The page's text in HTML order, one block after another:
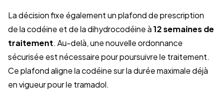
La décision fixe également un plafond de prescription
de la codéine et de la dihydrocodéine à12 semaines de
traitement. Au-delà, une nouvelle ordonnance
sécurisée est nécessaire pour poursuivre le traitement.
Ce plafond aligne la codéine sur la durée maximale déjà
en vigueur pour le tramadol.